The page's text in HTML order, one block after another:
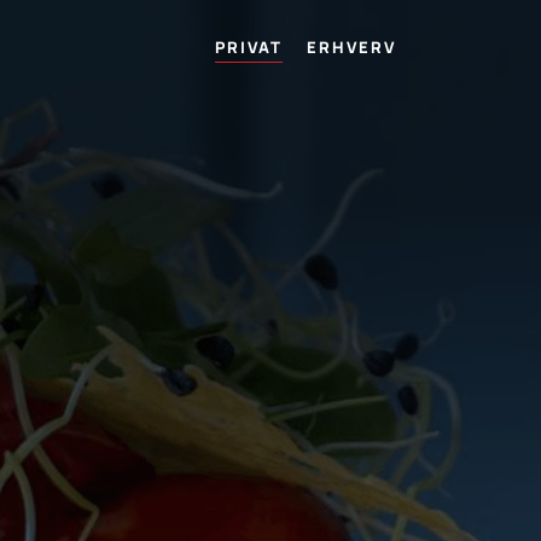
PRIVAT ERHVERV